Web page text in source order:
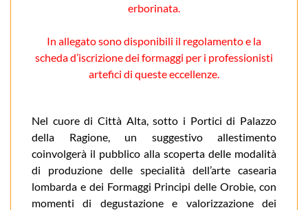
erborinata.
In allegato sono disponibili il regolamento e la
scheda d’iscrizione dei formaggi per i professionisti
artefici di queste eccellenze.
Nel cuore di Città Alta, sotto i Portici di Palazzo
della Ragione, un suggestivo allestimento
coinvolgerà il pubblico alla scoperta delle modalità
di produzione delle specialità dell’arte casearia
lombarda e dei Formaggi Principi delle Orobie, con
momenti di degustazione e valorizzazione dei